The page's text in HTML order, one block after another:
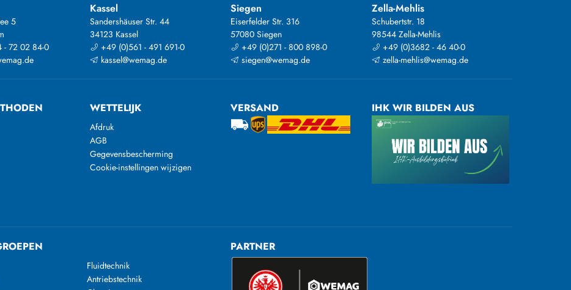
5
- 72 02 84-0
Kassel
Sandershäuser Str. 44
34123 Kassel
+49 (0)561 - 491 691-0
kassel@wemag.de
Siegen
Eiserfelder Str. 316
57080 Siegen
+49 (0)271 - 800 898-0
siegen@wemag.de
Zella-Mehlis
Schubertstr. 18
98544 Zella-Mehlis
+49 (0)3682 - 46 40-0
zella-mehlis@wemag.de
WETTELIJK
Afdruk
AGB
Gegevensbescherming
Cookie-instellingen wijzigen
VERSAND IHK WIR BILDEN AUS
Fluidtechnik
Antriebstechnik
PARTNER